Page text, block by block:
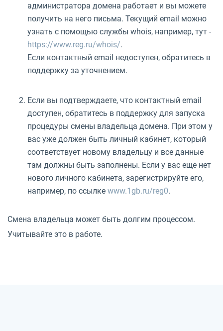
администратора домена работает и вы можете
получить на него письма. Текущий email можно
узнать с помощью службы whois, например, тут -
https://www.reg.ru/whois/.
Если контактный email недоступен, обратитесь в
поддержку за уточнением.
Если вы подтверждаете, что контактный email
доступен, обратитесь в поддержку для запуска
процедуры смены владельца домена. При этом у
вас уже должен быть личный кабинет, который
соответствует новому владельцу и все данные
там должны быть заполнены. Если у вас еще нет
нового личного кабинета, зарегистрируйте его,
например, по ссылке www.1gb.ru/reg0.
Смена владельца может быть долгим процессом.
Учитывайте это в работе.